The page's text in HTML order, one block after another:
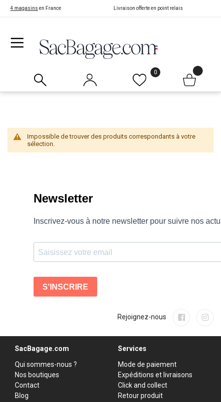
4 magasins en France Livraison offerte en point relais
0
Impossible de trouver des produits correspondants à votre
sélection.
Rejoignez-nous
SacBagage.com
Qui sommes-nous ?
Nos boutiques
Contact
Blog
Services
Mode de paiement
Expéditions et livraisons
Click and collect
Retour produit